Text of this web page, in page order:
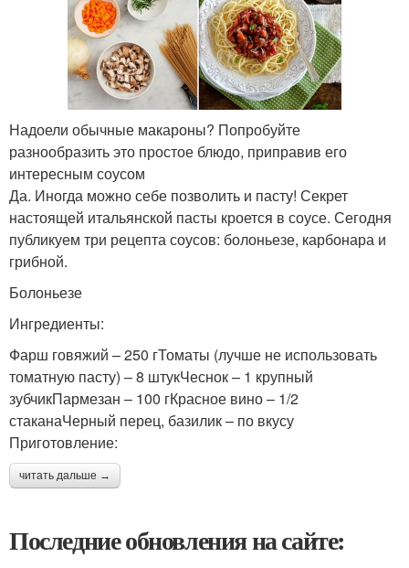
Надоели обычные макароны? Попробуйте
разнообразить это простое блюдо, приправив его
интересным соусом
Да. Иногда можно себе позволить и пасту! Секрет
настоящей итальянской пасты кроется в соусе. Сегодня
публикуем три рецепта соусов: болоньезе, карбонара и
грибной.
Болоньезе
Ингредиенты:
Фарш говяжий – 250 гТоматы (лучше не использовать
томатную пасту) – 8 штукЧеснок – 1 крупный
зубчикПармезан – 100 гКрасное вино – 1/2
стаканаЧерный перец, базилик – по вкусу
Приготовление:
читать дальше →
Последние обновления на сайте: